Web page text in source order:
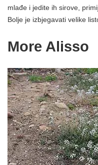
mlađe i jedite ih sirove,
Bolje je izbjegavati velike
More Alisso